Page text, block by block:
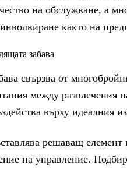
на обслужване, а
както на
забава
свързва от
между развлечения
върху идеалния
решаващ
на управление.